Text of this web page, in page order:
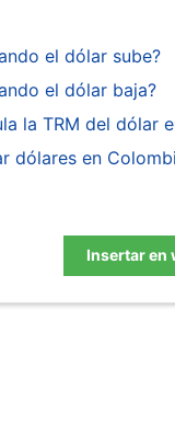
el dólar sube?
el dólar baja?
la TRM del dólar
dólares en
Insertar en